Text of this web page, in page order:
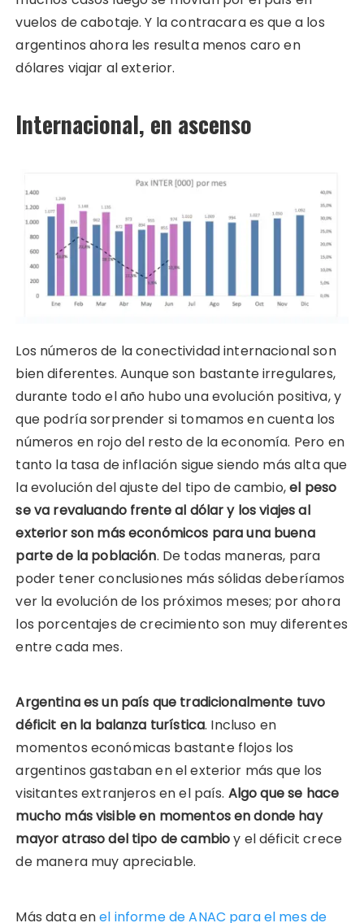
vuelos de cabotaje. Y la contracara es que a los
argentinos ahora les resulta menos caro en
dólares viajar al exterior.
Internacional, en ascenso
Los números de la conectividad internacional son
bien diferentes. Aunque son bastante irregulares,
durante todo el año hubo una evolución positiva, y
que podría sorprender si tomamos en cuenta los
números en rojo del resto de la economía. Pero en
tanto la tasa de inflación sigue siendo más alta que
la evolución del ajuste del tipo de cambio,el peso
se va revaluando frente al dólar y los viajes al
exterior son más económicos para una buena
parte de la población. De todas maneras, para
poder tener conclusiones más sólidas deberíamos
ver la evolución de los próximos meses; por ahora
los porcentajes de crecimiento son muy diferentes
entre cada mes.
Argentina es un país que tradicionalmente tuvo
déficit en la balanza turística. Incluso en
momentos económicas bastante flojos los
argentinos gastaban en el exterior más que los
visitantes extranjeros en el país. Algo que se hace
mucho más visible en momentos en donde hay
mayor atraso del tipo de cambioy el déficit crece
de manera muy apreciable.
Más data enel informe de ANAC para el mes de